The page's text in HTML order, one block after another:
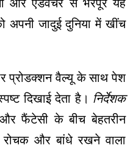
अपनी जादुई दुनिया में खींच
प्रोडक्शन वैल्यू के साथ पेश
दिखाई देता है। निर्देशक
फैंटेसी के बीच बेहतरीन
और बांधे रखने वाला